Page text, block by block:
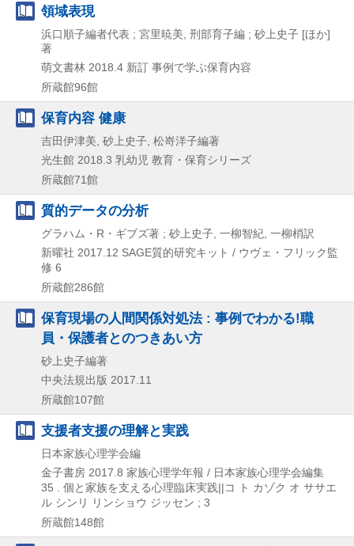
領域表現
浜口順子編者代表 ; 宮里暁美, 刑部育子編 ; 砂上史子 [ほか]
著
萌文書林 2018.4 新訂 事例で学ぶ保育内容
所蔵館96館
保育内容 健康
吉田伊津美, 砂上史子, 松嵜洋子編著
光生館 2018.3 乳幼児 教育・保育シリーズ
所蔵館71館
質的データの分析
グラハム・R・ギブズ著 ; 砂上史子, 一柳智紀, 一柳梢訳
新曜社 2017.12 SAGE質的研究キット / ウヴェ・フリック監
修 6
所蔵館286館
保育現場の人間関係対処法 : 事例でわかる!職
員・保護者とのつきあい方
砂上史子編著
中央法規出版 2017.11
所蔵館107館
支援者支援の理解と実践
日本家族心理学会編
金子書房 2017.8 家族心理学年報 / 日本家族心理学会編集
35 . 個と家族を支える心理臨床実践||コ ト カゾク オ ササエ
ル シンリ リンショウ ジッセン ; 3
所蔵館148館